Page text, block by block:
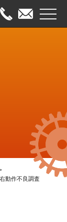
メニ
動作不良調査